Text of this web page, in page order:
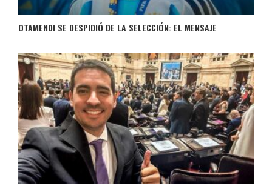
OTAMENDI SE DESPIDIÓ DE LA SELECCIÓN: EL MENSAJE